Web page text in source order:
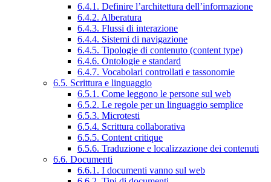
6.4.1. Definire l’architettura dell’informazione
6.4.2. Alberatura
6.4.3. Flussi di interazione
6.4.4. Sistemi di navigazione
6.4.5. Tipologie di contenuto (content type)
6.4.6. Ontologie e standard
6.4.7. Vocabolari controllati e tassonomie
6.5. Scrittura e linguaggio
6.5.1. Come leggono le persone sul web
6.5.2. Le regole per un linguaggio semplice
6.5.3. Microtesti
6.5.4. Scrittura collaborativa
6.5.5. Content critique
6.5.6. Traduzione e localizzazione dei contenuti
6.6. Documenti
6.6.1. I documenti vanno sul web